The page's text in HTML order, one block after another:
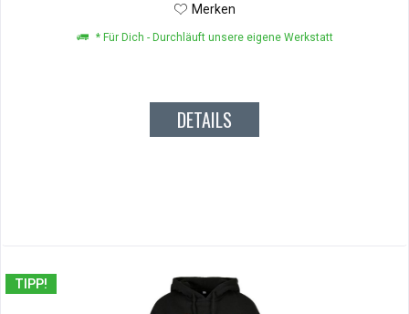
Merken
* Für Dich - Durchläuft unsere eigene Werkstatt
DETAILS
TIPP!